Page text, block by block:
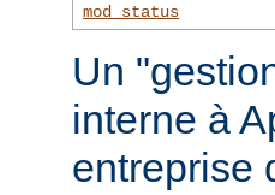
mod_status
Un
interne à
entreprise